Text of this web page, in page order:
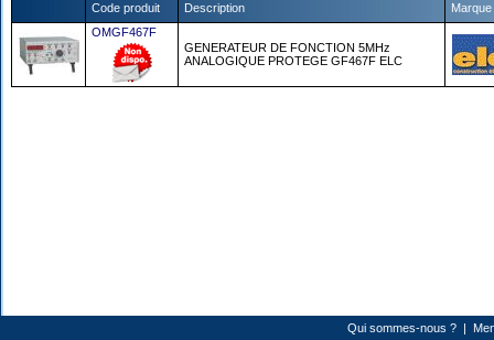
Code produit Description
Marque
OMGF467F
GENERATEUR DE FONCTION 5MHz
ANALOGIQUE PROTEGE GF467F ELC
Qui sommes-nous ? |